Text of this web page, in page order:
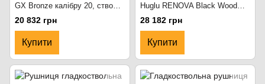
GX Bronze калібру 20, ствол
71см Бронзовий
20 832 грн
Купити
Huglu RENOVA Black Wood
калібр 12, ствол 71см Black
28 182 грн
Купити